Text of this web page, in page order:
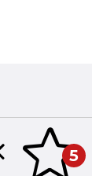
5
slide